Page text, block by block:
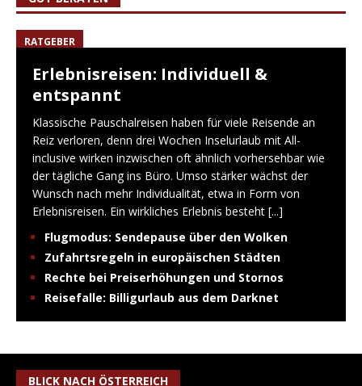
RATGEBER
Erlebnisreisen: Individuell &
entspannt
Klassische Pauschalreisen haben für viele Reisende an
Reiz verloren, denn drei Wochen Inselurlaub mit All-
inclusive wirken inzwischen oft ähnlich vorhersehbar wie
der tägliche Gang ins Büro. Umso stärker wächst der
Wunsch nach mehr Individualität, etwa in Form von
Erlebnisreisen. Ein wirkliches Erlebnis besteht [...]
Flugmodus: Sendepause über den Wolken
Zufahrtsregeln in europäischen Städten
Rechte bei Preiserhöhungen und Stornos
Reisefalle: Billigurlaub aus dem Darknet
BLICK NACH ÖSTERREICH